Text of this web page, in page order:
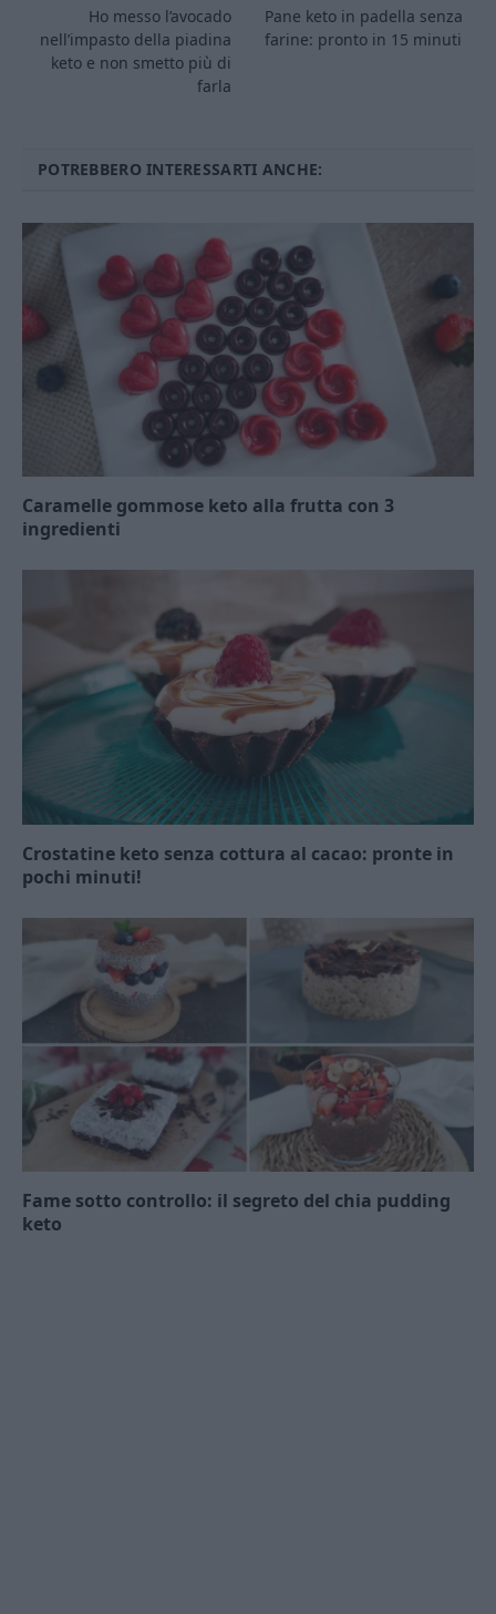
Ho messo l’avocado
nell’impasto della piadina
keto e non smetto più di
farla
Pane keto in padella senza
farine: pronto in 15 minuti
POTREBBERO INTERESSARTI ANCHE:
Caramelle gommose keto alla frutta con 3
ingredienti
Crostatine keto senza cottura al cacao: pronte in
pochi minuti!
Fame sotto controllo: il segreto del chia pudding
keto